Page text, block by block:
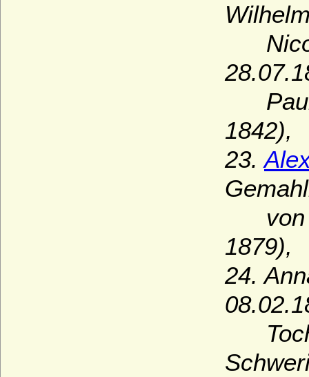
Paul
1842),
23.
von
1879),
24.